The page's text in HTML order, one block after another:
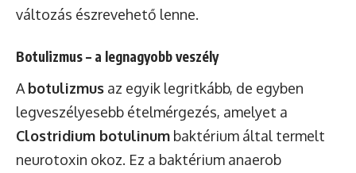
változás észrevehető lenne.
Botulizmus – a legnagyobb veszély
A botulizmus az egyik legritkább, de egyben
legveszélyesebb ételmérgezés, amelyet a
Clostridium botulinum baktérium által termelt
neurotoxin okoz. Ez a baktérium anaerob